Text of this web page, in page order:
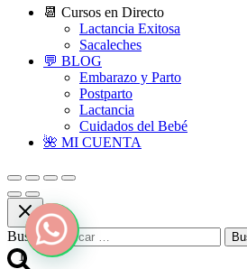
1
📆 Cursos en Directo
Lactancia Exitosa
Sacaleches
💬 BLOG
Embarazo y Parto
Postparto
Lactancia
Cuidados del Bebé
🌺 MI CUENTA
Buscar: